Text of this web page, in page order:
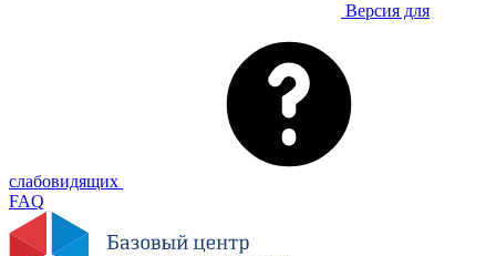
Версия для
слабовидящих
FAQ